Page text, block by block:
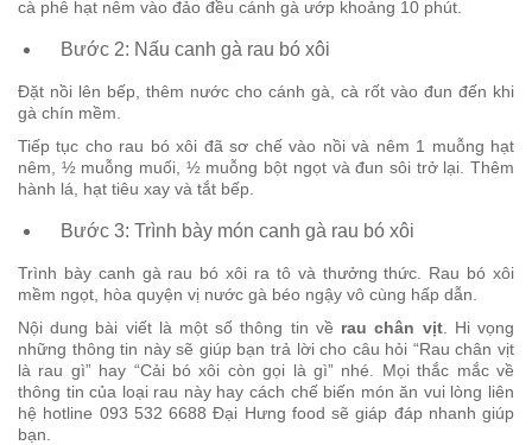
cà phê hạt nêm vào đảo đều cánh gà ướp khoảng 10 phút.
Bước 2: Nấu canh gà rau bó xôi
Đặt nồi lên bếp, thêm nước cho cánh gà, cà rốt vào đun đến khi
gà chín mềm.
Tiếp tục cho rau bó xôi đã sơ chế vào nồi và nêm 1 muỗng hạt
nêm, ½ muỗng muối, ½ muỗng bột ngọt và đun sôi trở lại. Thêm
hành lá, hạt tiêu xay và tắt bếp.
Bước 3: Trình bày món canh gà rau bó xôi
Trình bày canh gà rau bó xôi ra tô và thưởng thức. Rau bó xôi
mềm ngọt, hòa quyện vị nước gà béo ngậy vô cùng hấp dẫn.
Nội dung bài viết là một số thông tin về rau chân vịt. Hi vọng
những thông tin này sẽ giúp bạn trả lời cho câu hỏi “Rau chân vịt
là rau gì” hay “Cải bó xôi còn gọi là gì” nhé. Mọi thắc mắc về
thông tin của loại rau này hay cách chế biến món ăn vui lòng liên
hệ hotline 093 532 6688 Đại Hưng food sẽ giáp đáp nhanh giúp
bạn.